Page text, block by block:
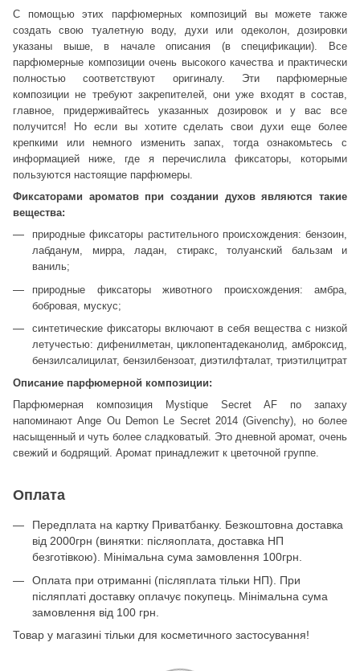
С помощью этих парфюмерных композиций вы можете также
создать свою туалетную воду, духи или одеколон, дозировки
указаны выше, в начале описания (в спецификации). Все
парфюмерные композиции очень высокого качества и практически
полностью соответствуют оригиналу. Эти парфюмерные
композиции не требуют закрепителей, они уже входят в состав,
главное, придерживайтесь указанных дозировок и у вас все
получится! Но если вы хотите сделать свои духи еще более
крепкими или немного изменить запах, тогда ознакомьтесь с
информацией ниже, где я перечислила фиксаторы, которыми
пользуются настоящие парфюмеры.
Фиксаторами ароматов при создании духов являются такие
вещества:
природные фиксаторы растительного происхождения: бензоин,
лабданум, мирра, ладан, стиракс, толуанский бальзам и
ваниль;
природные фиксаторы животного происхождения: амбра,
бобровая, мускус;
синтетические фиксаторы включают в себя вещества с низкой
летучестью: дифенилметан, циклопентадеканолид, амброксид,
бензилсалицилат, бензилбензоат, диэтилфталат, триэтилцитрат
Описание парфюмерной композиции:
Парфюмерная композиция Mystique Secret AF по запаху
напоминают Ange Ou Demon Le Secret 2014 (Givenchy), но более
насыщенный и чуть более сладковатый. Это дневной аромат, очень
свежий и бодрящий. Аромат принадлежит к цветочной группе.
Оплата
Передплата на картку Приватбанку. Безкоштовна доставка
від 2000грн (винятки: післяоплата, доставка НП
безготівкою). Мінімальна сума замовлення 100грн.
Оплата при отриманні (післяплата тільки НП). При
післяплаті доставку оплачує покупець. Мінімальна сума
замовлення від 100 грн.
Товар у магазині тільки для косметичного застосування!